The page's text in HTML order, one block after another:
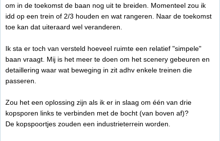
om in de toekomst de baan nog uit te breiden. Momenteel zou ik
idd op een trein of 2/3 houden en wat rangeren. Naar de toekomst
toe kan dat uiteraard wel veranderen.
Ik sta er toch van versteld hoeveel ruimte een relatief "simpele"
baan vraagt. Mij is het meer te doen om het scenery gebeuren en
detaillering waar wat beweging in zit adhv enkele treinen die
passeren.
Zou het een oplossing zijn als ik er in slaag om één van drie
kopsporen links te verbinden met de bocht (van boven af)?
De kopspoortjes zouden een industrieterrein worden.